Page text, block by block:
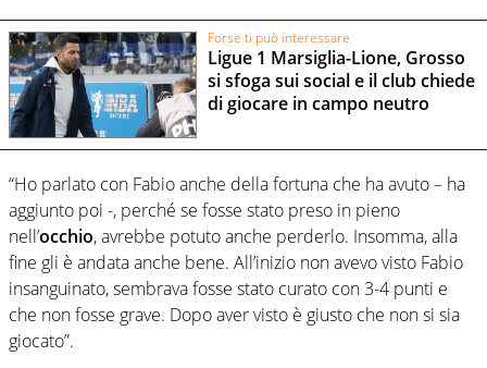
Forse ti può interessare
Ligue 1 Marsiglia-Lione, Grosso
si sfoga sui social e il club chiede
di giocare in campo neutro
“Ho parlato con Fabio anche della fortuna che ha avuto – ha
aggiunto poi -, perché se fosse stato preso in pieno
nell’occhio, avrebbe potuto anche perderlo. Insomma, alla
fine gli è andata anche bene. All’inizio non avevo visto Fabio
insanguinato, sembrava fosse stato curato con 3-4 punti e
che non fosse grave. Dopo aver visto è giusto che non si sia
giocato”.